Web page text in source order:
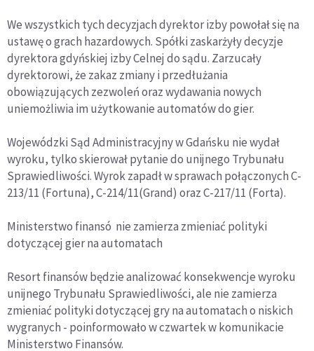
We wszystkich tych decyzjach dyrektor izby powołał się na
ustawę o grach hazardowych. Spółki zaskarżyły decyzje
dyrektora gdyńskiej izby Celnej do sądu. Zarzucały
dyrektorowi, że zakaz zmiany i przedłużania
obowiązujących zezwoleń oraz wydawania nowych
uniemożliwia im użytkowanie automatów do gier.
Wojewódzki Sąd Administracyjny w Gdańsku nie wydał
wyroku, tylko skierował pytanie do unijnego Trybunału
Sprawiedliwości. Wyrok zapadł w sprawach połączonych C-
213/11 (Fortuna), C-214/11(Grand) oraz C-217/11 (Forta).
Ministerstwo finansó nie zamierza zmieniać polityki
dotyczącej gier na automatach
Resort finansów będzie analizować konsekwencje wyroku
unijnego Trybunału Sprawiedliwości, ale nie zamierza
zmieniać polityki dotyczącej gry na automatach o niskich
wygranych - poinformowało w czwartek w komunikacie
Ministerstwo Finansów.